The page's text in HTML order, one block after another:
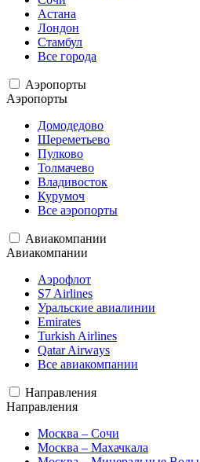
Астана
Лондон
Стамбул
Все города
Аэропорты
Аэропорты
Домодедово
Шереметьево
Пулково
Толмачево
Владивосток
Курумоч
Все аэропорты
Авиакомпании
Авиакомпании
Аэрофлот
S7 Airlines
Уральские авиалинии
Emirates
Turkish Airlines
Qatar Airways
Все авиакомпании
Направления
Направления
Москва – Сочи
Москва – Махачкала